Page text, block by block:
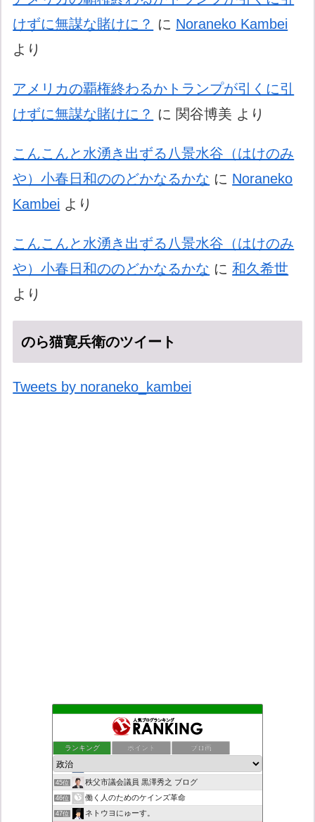
けずに無謀な賭けに？ に Noraneko Kambei
より
アメリカの覇権終わるかトランプが引くに引
けずに無謀な賭けに？ に 関谷博美 より
こんこんと水湧き出ずる八景水谷（はけのみ
や）小春日和ののどかなるかな に Noraneko
Kambei より
こんこんと水湧き出ずる八景水谷（はけのみ
や）小春日和ののどかなるかな に和久希世
より
のら猫寛兵衛のツイート
Tweets by noraneko_kambei
ランキング ポイント ブロ画
日本第一！ニュース録
デモや街宣のお供に！プラカード無料素材
43位 ついっちゃが速報
44位
45位 秩父市議会議員 黒澤秀之 ブログ
46位 働く人のためのケインズ革命
47位 ネトウヨにゅーす。